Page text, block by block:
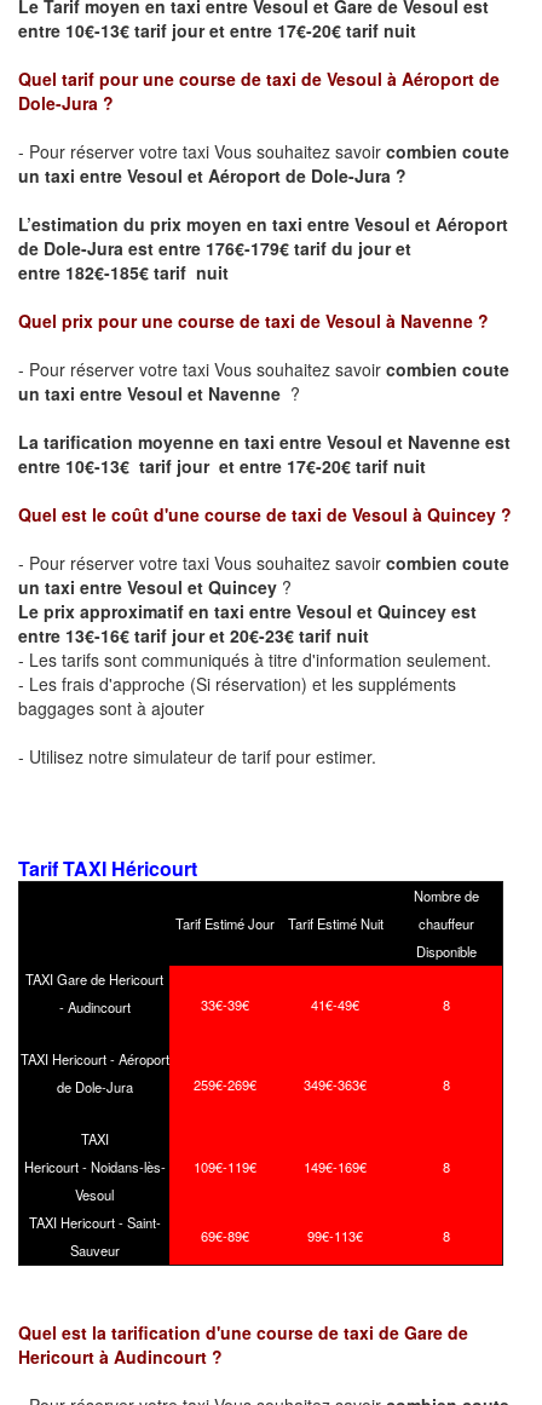
Le Tarif moyen en taxi entre Vesoul et Gare de Vesoul est
entre 10€-13€ tarif jour et entre 17€-20€ tarif nuit
Quel tarif pour une course de taxi de Vesoul à Aéroport de
Dole-Jura ?
- Pour réserver votre taxi Vous souhaitez savoir combien coute
un taxi entre Vesoul et Aéroport de Dole-Jura ?
L’estimation du prix moyen en taxi entre Vesoul et Aéroport
de Dole-Jura est entre 176€-179€ tarif du jour et
entre 182€-185€ tarif nuit
Quel prix pour une course de taxi de Vesoul à Navenne ?
- Pour réserver votre taxi Vous souhaitez savoir combien coute
un taxi entre Vesoul et Navenne ?
La tarification moyenne en taxi entre Vesoul et Navenne est
entre 10€-13€ tarif jour et entre 17€-20€ tarif nuit
Quel est le coût d'une course de taxi de Vesoul à Quincey ?
- Pour réserver votre taxi Vous souhaitez savoir combien coute
un taxi entre Vesoul et Quincey ?
Le prix approximatif en taxi entre Vesoul et Quincey est
entre 13€-16€ tarif jour et 20€-23€ tarif nuit
- Les tarifs sont communiqués à titre d'information seulement.
- Les frais d'approche (Si réservation) et les suppléments
baggages sont à ajouter
- Utilisez notre simulateur de tarif pour estimer.
Tarif TAXI Héricourt
Tarif Estimé Jour Tarif Estimé Nuit
Nombre de
chauffeur
Disponible
TAXI Gare de Hericourt
- Audincourt
33€-39€ 41€-49€ 8
TAXI Hericourt - Aéroport
de Dole-Jura
259€-269€ 349€-363€ 8
TAXI
Hericourt - Noidans-lès-
Vesoul
109€-119€ 149€-169€ 8
TAXI Hericourt - Saint-
Sauveur
69€-89€ 99€-113€ 8
Quel est la tarification d'une course de taxi de Gare de
Hericourt à Audincourt ?